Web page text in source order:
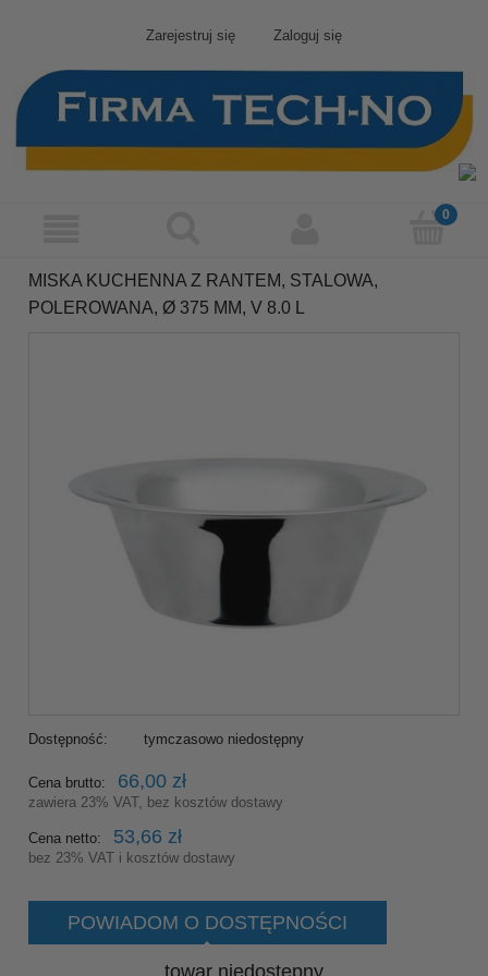
Zarejestruj się Zaloguj się
MISKA KUCHENNA Z RANTEM, STALOWA,
POLEROWANA, Ø 375 MM, V 8.0 L
Dostępność: tymczasowo niedostępny
Cena brutto: 66,00 zł
zawiera 23% VAT, bez kosztów dostawy
Cena netto: 53,66 zł
bez 23% VAT i kosztów dostawy
POWIADOM O DOSTĘPNOŚCI